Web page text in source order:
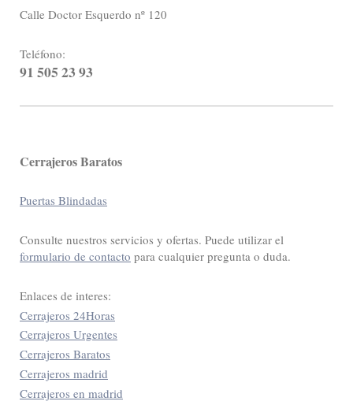
Calle Doctor Esquerdo nº 120
Teléfono:
91 505 23 93
Cerrajeros Baratos
Puertas Blindadas
Consulte nuestros servicios y ofertas. Puede utilizar el
formulario de contacto para cualquier pregunta o duda.
Enlaces de interes:
Cerrajeros 24Horas
Cerrajeros Urgentes
Cerrajeros Baratos
Cerrajeros madrid
Cerrajeros en madrid